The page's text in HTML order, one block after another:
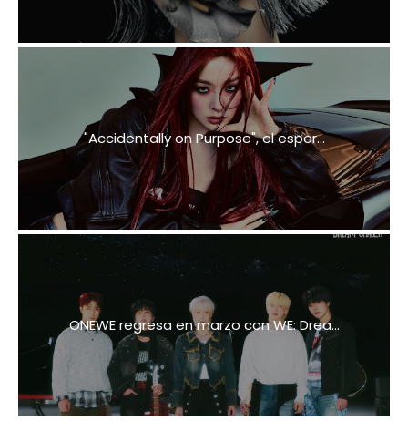
"Accidentally on Purpose", el esper...
ONEWE regresa en marzo con WE: Drea...